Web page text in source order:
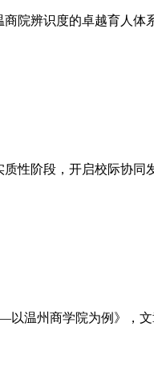
院辨识度的卓越育人
性阶段，开启校际协同
温州商学院为例》，